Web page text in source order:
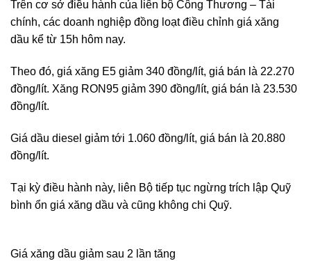
Trên cơ sở điều hành của liên bộ Công Thương – Tài
chính, các doanh nghiệp đồng loạt điều chỉnh giá xăng
dầu kể từ 15h hôm nay.
Theo đó, giá xăng E5 giảm 340 đồng/lít, giá bán là 22.270
đồng/lít. Xăng RON95 giảm 390 đồng/lít, giá bán là 23.530
đồng/lít.
Giá dầu diesel giảm tới 1.060 đồng/lít, giá bán là 20.880
đồng/lít.
Tại kỳ điều hành này, liên Bộ tiếp tục ngừng trích lập Quỹ
bình ổn giá xăng dầu và cũng không chi Quỹ.
Giá xăng dầu giảm sau 2 lần tăng